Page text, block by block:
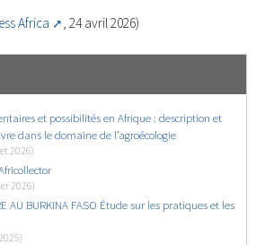
Africa , 24 avril 2026)
et possibilités en Afrique : description et
dans le domaine de l’agroécologie
2026)
2026)
AU BURKINA FASO Étude sur les pratiques et les